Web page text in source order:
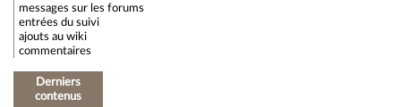
messages sur les forums
entrées du suivi
ajouts au wiki
commentaires
Derniers
contenus